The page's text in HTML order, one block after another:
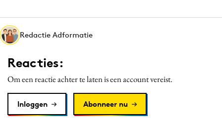
Media
Merkstrategie
PR
Programmatic
Purpose Marketing
Reputatie & crisis
Redactie Adformatie
Reacties:
Om een reactie achter te laten is een account vereist.
Inloggen Abonneer nu